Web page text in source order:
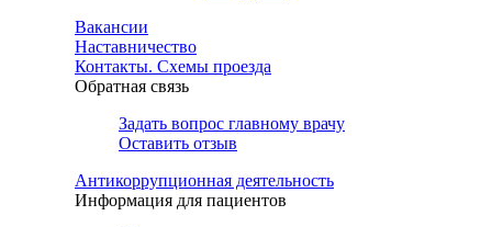
Вакансии
Наставничество
Контакты. Схемы проезда
Обратная связь
Задать вопрос главному врачу
Оставить отзыв
Антикоррупционная деятельность
Информация для пациентов